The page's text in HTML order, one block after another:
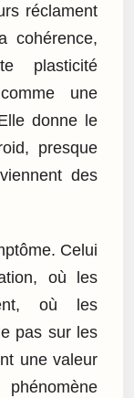
réclament
cohérence,
plasticité
une
donne le
presque
des
Celui
où les
où les
pas sur les
une valeur